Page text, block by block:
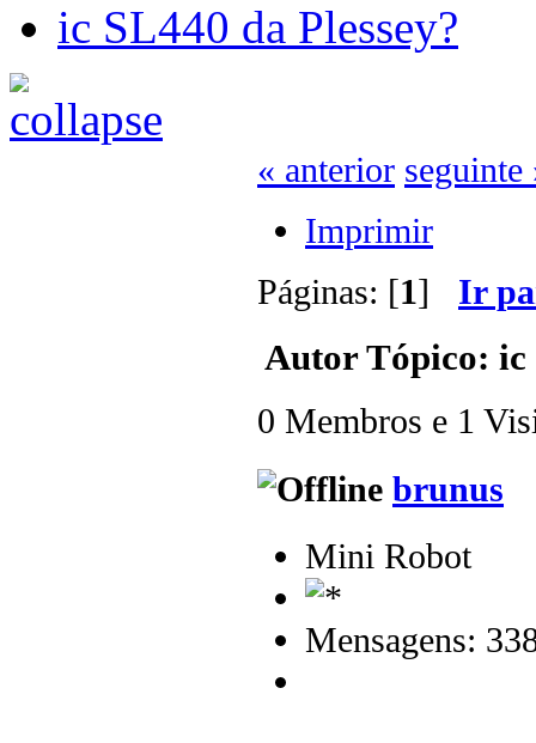
ic SL440 da Plessey?
« anterior seguinte
Imprimir
Páginas: [1] Ir
AutorTópico: ic
0 Membros e 1
brunus
Mini Robot
Mensagens: